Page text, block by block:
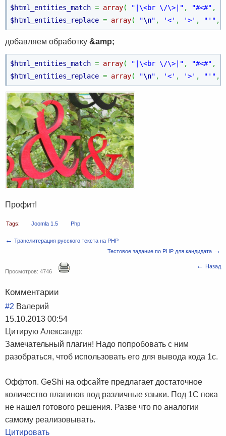
$html_entities_match = array( "|\<br \/\>|" , "#<#" ,
$html_entities_replace = array( "\n" , '<' , '>' , "'" ,
добавляем обработку &amp;
$html_entities_match = array( "|\<br \/\>|" , "#<#" ,
$html_entities_replace = array( "\n" , '<' , '>' , "'" ,
Профит!
Tags: Joomla 1.5 Php
← Транслитерация русского текста на PHP
Тестовое задание по PHP для кандидата →
Просмотров: 4746
← Назад
Комментарии
#2 Валерий
15.10.2013 00:54
Цитирую Александр:
Замечательный плагин! Надо попробовать с ним
разобраться, чтоб использовать его для вывода кода 1с.
Оффтоп. GeShi на офсайте предлагает достаточное
количество плагинов под различные языки. Под 1С пока
не нашел готового решения. Разве что по аналогии
самому реализовывать.
Цитировать